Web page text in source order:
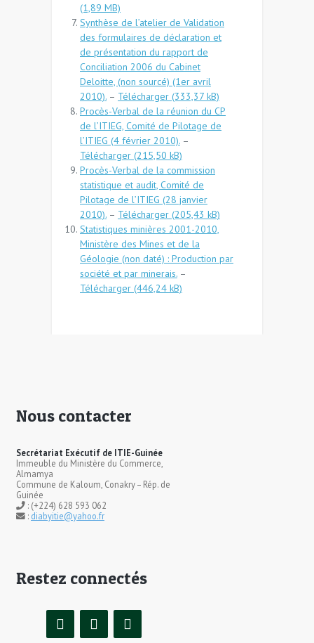
Synthèse de l’atelier de Validation
des formulaires de déclaration et
de présentation du rapport de
Conciliation 2006 du Cabinet
Deloitte, (non sourcé) (1er avril
2010). – Télécharger
Procès-Verbal de la réunion du CP
de l’ITIEG, Comité de Pilotage de
l’ITIEG (4 février 2010). –
Télécharger
Procès-Verbal de la commission
statistique et audit, Comité de
Pilotage de l’ITIEG (28 janvier
2010). – Télécharger
Statistiques minières 2001-2010,
Ministère des Mines et de la
Géologie (non daté) : Production par
société et par minerais. –
Télécharger
Nous contacter
Secrétariat Exécutif de ITIE-Guinée
Immeuble du Ministère du Commerce,
Almamya
Commune de Kaloum, Conakry – Rép. de
Guinée
: (+224) 628 593 062
: diabyitie@yahoo.fr
Restez connectés